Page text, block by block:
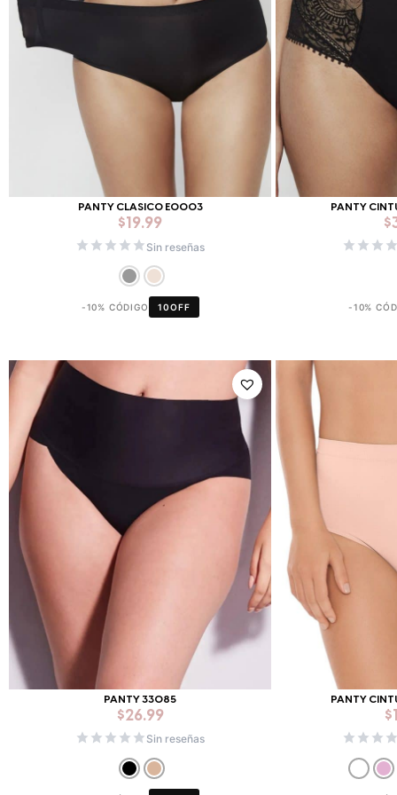
PANTY CLASICO E0003
$ 19.99
Sin reseñas
-10% CÓDIGO 10OFF
PANTY
$
-10%
PANTY 33085
$26.99
Sin reseñas
PANTY
$